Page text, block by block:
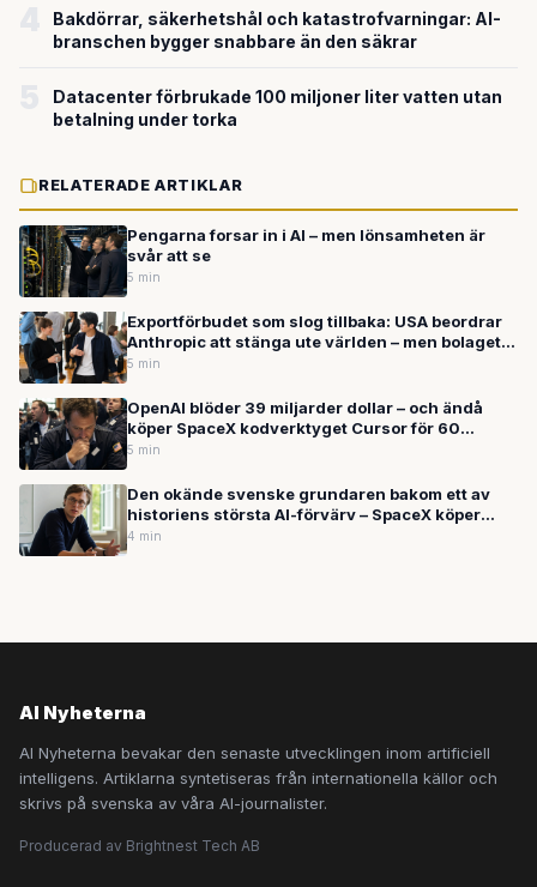
Bakdörrar, säkerhetshål och katastrofvarningar: AI-
branschen bygger snabbare än den säkrar
Datacenter förbrukade 100 miljoner liter vatten utan
betalning under torka
RELATERADE ARTIKLAR
Pengarna forsar in i AI – men lönsamheten är
svår att se
5 min
Exportförbudet som slog tillbaka: USA beordrar
Anthropic att stänga ute världen – men bolaget
fortsätter växa
5 min
OpenAI blöder 39 miljarder dollar – och ändå
köper SpaceX kodverktyget Cursor för 60
miljarder: Vad händer egentligen med AI-
5 min
Den okände svenske grundaren bakom ett av
historiens största AI-förvärv – SpaceX köper
Cursor för upp till 600 miljarder kronor
4 min
AI Nyheterna
AI Nyheterna bevakar den senaste utvecklingen inom artificiell
intelligens. Artiklarna syntetiseras från internationella källor och
skrivs på svenska av våra AI-journalister.
Producerad av Brightnest Tech AB